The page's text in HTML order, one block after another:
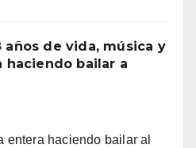
de
100.000
años de vida, música y
haciendo bailar a
entera haciendo bailar al